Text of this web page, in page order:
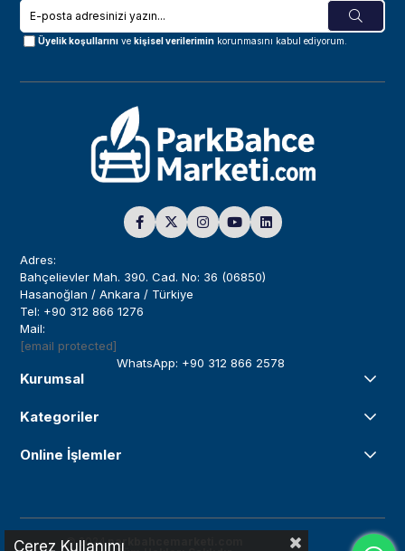
Üyelik koşullarını ve kişisel verilerimin korunmasını kabul ediyorum.
Adres:
Bahçelievler Mah. 390. Cad. No: 36 (06850)
Hasanoğlan / Ankara / Türkiye
Tel: +90 312 866 1276
Mail:
[email protected]
WhatsApp: +90 312 866 2578
Kurumsal
Kategoriler
Online İşlemler
© 2024parkbahcemarketi.com
Çerez Kullanımı